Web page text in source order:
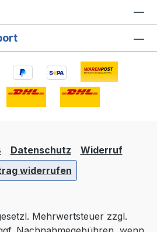
Datenschutz
Widerruf
widerrufen
Mehrwertsteuer zzgl.